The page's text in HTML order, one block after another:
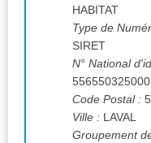
HABITAT
Type de
SIRET
N° National
Code Postal :
Ville : LAVAL
Groupement